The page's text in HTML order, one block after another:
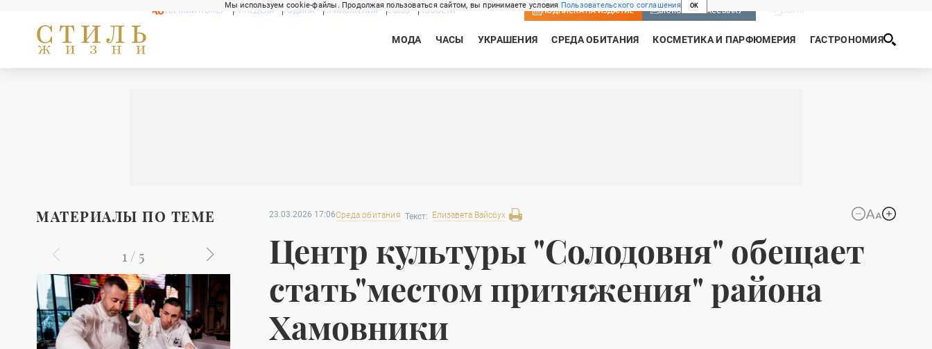
Мы используем cookie-файлы. Продолжая пользоваться сайтом, вы принимаете условия Пользовательского соглашения
OK
СВЕЖИЙ НОМЕР
РГ-НЕДЕЛЯ РОДИНА ПРИЛОЖЕНИЯ СОЮЗ НОВОСТИ ПОДПИСКА НА ИЗДАНИЕ ВКЛЮЧИТЬ РАССЫЛКУ
МОДА ЧАСЫ УКРАШЕНИЯ СРЕДА ОБИТАНИЯ КОСМЕТИКА И ПАРФЮМЕРИЯ ГАСТРОНОМИЯ
МАТЕРИАЛЫ ПО ТЕМЕ
1 / 5
23.03.2026 17:06Среда обитания Текст: Елизавета Вайсбух
Центр культуры "Солодовня" обещает
стать"местом притяжения" района
Хамовники